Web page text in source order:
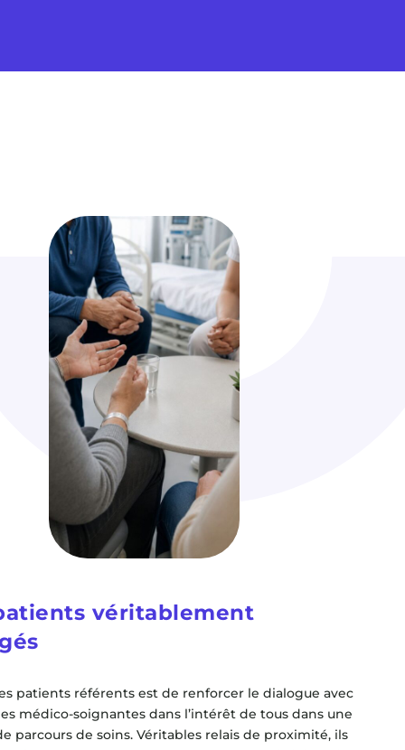
véritablement
patients référents est de renforcer le dialogue avec
médico-soignantes dans l’intérêt de tous dans une
parcours de soins. Véritables relais de proximité, ils